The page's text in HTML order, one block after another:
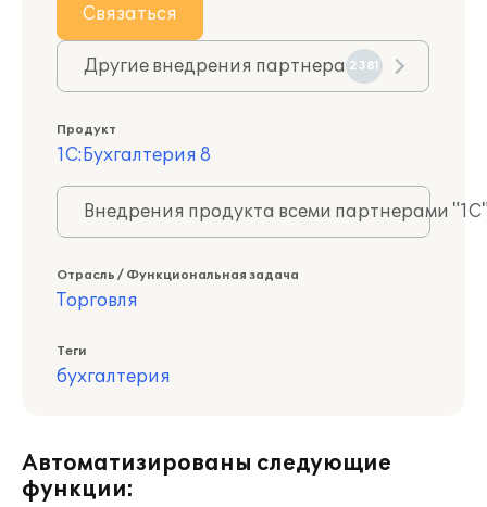
Связаться
Другие внедрения партнера 2381
Продукт
1С:Бухгалтерия 8
Внедрения продукта всеми партнерами
Отрасль / Функциональная задача
Торговля
Теги
бухгалтерия
Автоматизированы следующие
функции: